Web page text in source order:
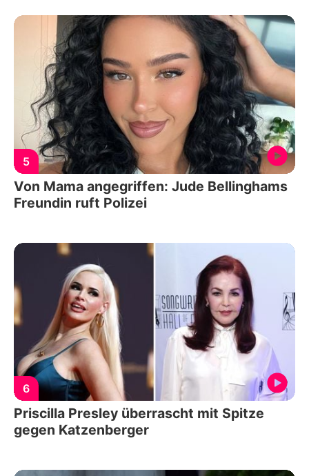
5
Von Mama angegriffen: Jude Bellinghams
Freundin ruft Polizei
6
Priscilla Presley überrascht mit Spitze
gegen Katzenberger